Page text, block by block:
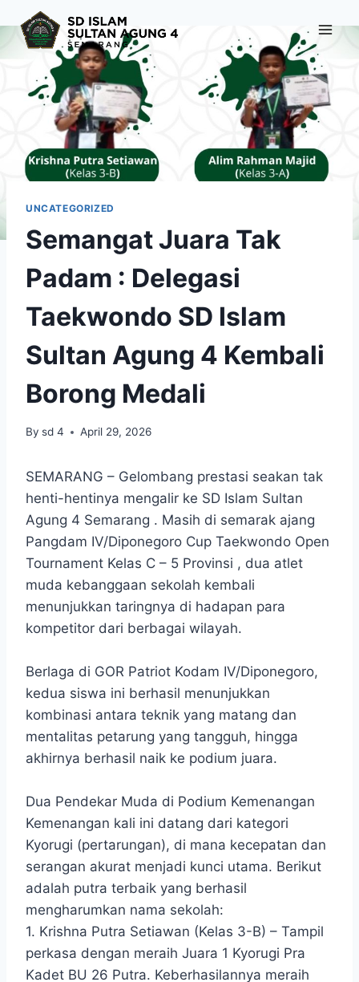
content
UNCATEGORIZED
Semangat Juara Tak
Padam : Delegasi
Taekwondo SD Islam
Sultan Agung 4 Kembali
Borong Medali
By sd 4 April 29, 2026
SEMARANG – Gelombang prestasi seakan tak
henti-hentinya mengalir ke SD Islam Sultan
Agung 4 Semarang . Masih di semarak ajang
Pangdam IV/Diponegoro Cup Taekwondo Open
Tournament Kelas C – 5 Provinsi , dua atlet
muda kebanggaan sekolah kembali
menunjukkan taringnya di hadapan para
kompetitor dari berbagai wilayah.
Berlaga di GOR Patriot Kodam IV/Diponegoro,
kedua siswa ini berhasil menunjukkan
kombinasi antara teknik yang matang dan
mentalitas petarung yang tangguh, hingga
akhirnya berhasil naik ke podium juara.
Dua Pendekar Muda di Podium Kemenangan
Kemenangan kali ini datang dari kategori
Kyorugi (pertarungan), di mana kecepatan dan
serangan akurat menjadi kunci utama. Berikut
adalah putra terbaik yang berhasil
mengharumkan nama sekolah:
1. Krishna Putra Setiawan (Kelas 3-B) – Tampil
perkasa dengan meraih Juara 1 Kyorugi Pra
Kadet BU 26 Putra. Keberhasilannya meraih